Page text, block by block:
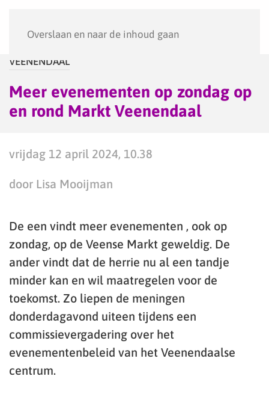
Overslaan en naar de inhoud gaan
VEENENDAAL
Meer evenementen op zondag op
en rond Markt Veenendaal
vrijdag 12 april 2024, 10.38
door Lisa Mooijman
De een vindt meer evenementen , ook op
zondag, op de Veense Markt geweldig. De
ander vindt dat de herrie nu al een tandje
minder kan en wil maatregelen voor de
toekomst. Zo liepen de meningen
donderdagavond uiteen tijdens een
commissievergadering over het
evenementenbeleid van het Veenendaalse
centrum.